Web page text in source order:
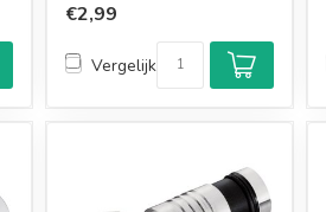
€2,99
Vergelijk